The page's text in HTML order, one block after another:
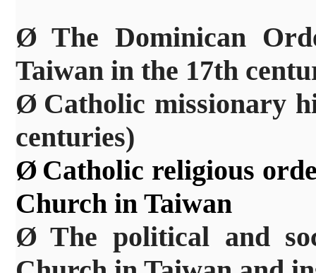
Ø The Dominican
Taiwan in the 17th
Ø Catholic missionary
centuries)
Ø Catholic religious
Church in Taiwan
Ø The political and